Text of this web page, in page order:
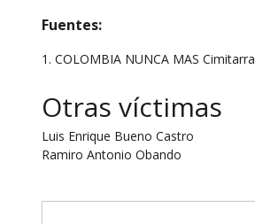
Fuentes:
1. COLOMBIA NUNCA MAS Cimitarra
Otras víctimas
Luis Enrique Bueno Castro
Ramiro Antonio Obando